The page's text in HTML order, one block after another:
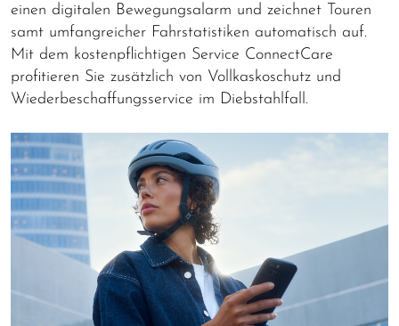
einen digitalen Bewegungsalarm und zeichnet Touren
samt umfangreicher Fahrstatistiken automatisch auf.
Mit dem kostenpflichtigen Service ConnectCare
profitieren Sie zusätzlich von Vollkaskoschutz und
Wiederbeschaffungsservice im Diebstahlfall.